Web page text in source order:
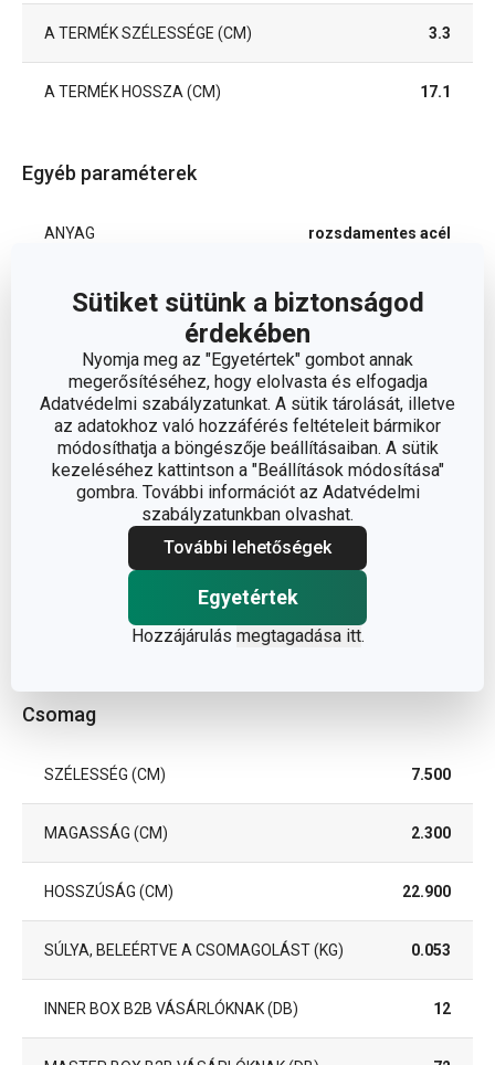
Sütiket sütünk a biztonságod
érdekében
Nyomja meg az "Egyetértek" gombot annak
megerősítéséhez, hogy elolvasta és elfogadja
Adatvédelmi szabályzatunkat. A sütik tárolását, illetve
az adatokhoz való hozzáférés feltételeit bármikor
módosíthatja a böngészője beállításaiban. A sütik
kezeléséhez kattintson a "Beállítások módosítása"
gombra. További információt az Adatvédelmi
szabályzatunkban olvashat.
További lehetőségek
Egyetértek
Hozzájárulás megtagadása itt.
A TERMÉK SZÉLESSÉGE (CM) 3.3
A TERMÉK HOSSZA (CM) 17.1
Egyéb paraméterek
ANYAG rozsdamentes acél
BESOROLÁS
gyümölcs- és zöldség
feldolgozás
TERMÉKCSALÁD GrandCHEF
TÍPUS adagoló
TISZTÍTÁS
MOSOGATÓGÉPBEN
Igen
8592973126594
A GARANCIÁLIS IDŐSZAK
Csomag
SZÉLESSÉG (CM) 7.500
MAGASSÁG (CM) 2.300
HOSSZÚSÁG (CM) 22.900
SÚLYA, BELEÉRTVE A CSOMAGOLÁST (KG) 0.053
INNER BOX B2B VÁSÁRLÓKNAK (DB) 12